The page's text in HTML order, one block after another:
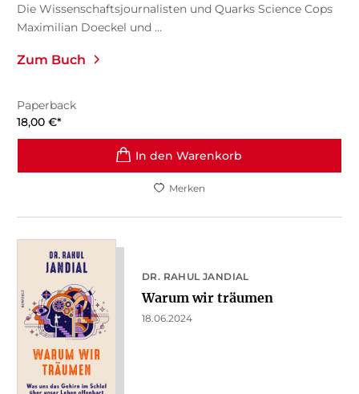
Die Wissenschaftsjournalisten und Quarks Science Cops
Maximilian Doeckel und ...
Zum Buch
Paperback
18,00 €*
In den Warenkorb
Merken
DR. RAHUL JANDIAL
Warum wir träumen
18.06.2024